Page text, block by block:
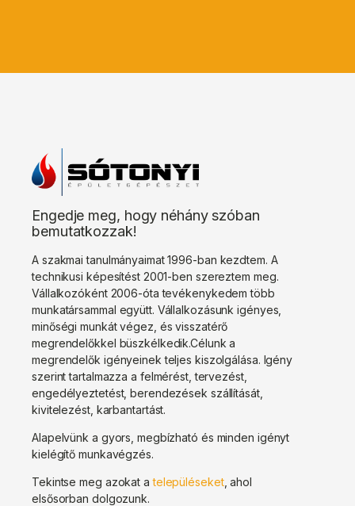
Engedje meg, hogy néhány szóban
bemutatkozzak!
A szakmai tanulmányaimat 1996-ban kezdtem. A
technikusi képesítést 2001-ben szereztem meg.
Vállalkozóként 2006-óta tevékenykedem több
munkatársammal együtt. Vállalkozásunk igényes,
minőségi munkát végez, és visszatérő
megrendelőkkel büszkélkedik.Célunk a
megrendelők igényeinek teljes kiszolgálása. Igény
szerint tartalmazza a felmérést, tervezést,
engedélyeztetést, berendezések szállítását,
kivitelezést, karbantartást.
Alapelvünk a gyors, megbízható és minden igényt
kielégítő munkavégzés.
Tekintse meg azokat atelepüléseket, ahol
elsősorban dolgozunk.